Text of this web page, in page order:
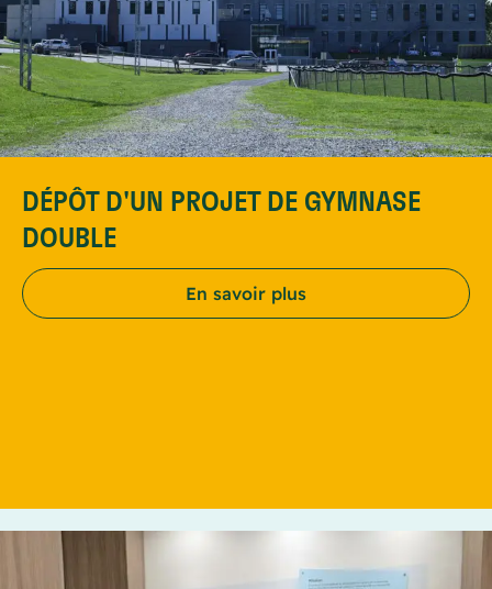
DÉPÔT D'UN PROJET DE GYMNASE
DOUBLE
En savoir plus